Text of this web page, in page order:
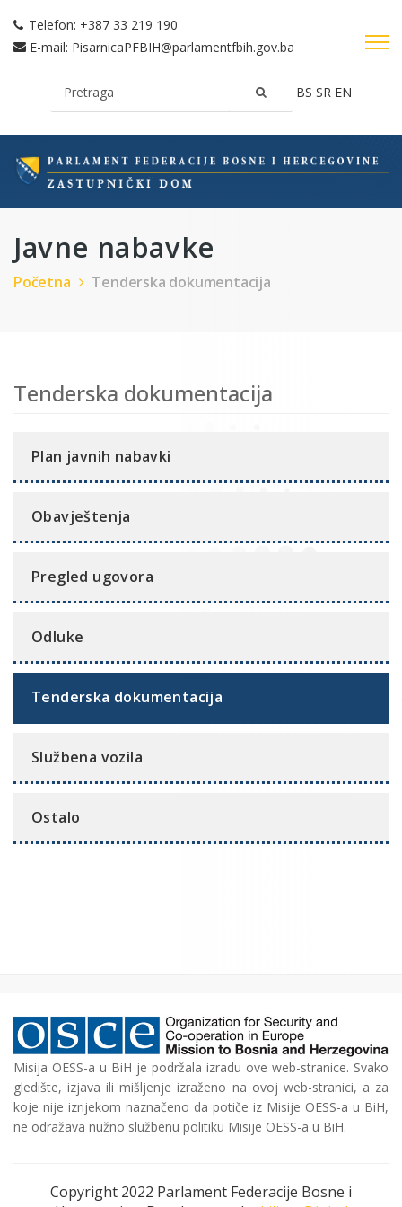
Telefon: +387 33 219 190
E-mail: PisarnicaPFBIH@parlamentfbih.gov.ba
BS SR EN
Javne nabavke
Početna Tenderska dokumentacija
Tenderska dokumentacija
Plan javnih nabavki
Obavještenja
Pregled ugovora
Odluke
Tenderska dokumentacija
Službena vozila
Ostalo
Misija OESS-a u BiH je podržala izradu ove web-stranice. Svako
gledište, izjava ili mišljenje izraženo na ovoj web-stranici, a za
koje nije izrijekom naznačeno da potiče iz Misije OESS-a u BiH,
ne odražava nužno službenu politiku Misije OESS-a u BiH.
Copyright 2022 Parlament Federacije Bosne i